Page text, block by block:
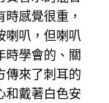
感覺很重，
喇叭，但喇叭
時學會的、關
傳來了刺耳的
和戴著白色安